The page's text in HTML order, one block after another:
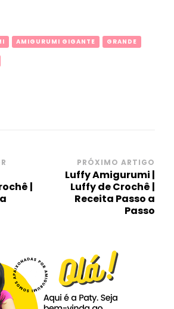
AMIGURUMI GIGANTE GRANDE
|
PRÓXIMO ARTIGO
Luffy Amigurumi |
Luffy de Crochê |
Receita Passo a
Passo